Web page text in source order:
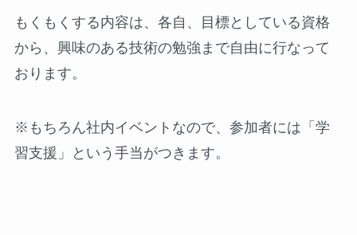
もくもくする内容は、各自、目標としている資格
から、興味のある技術の勉強まで自由に行なって
おります。
※もちろん社内イベントなので、参加者には「学
習支援」という手当がつきます。